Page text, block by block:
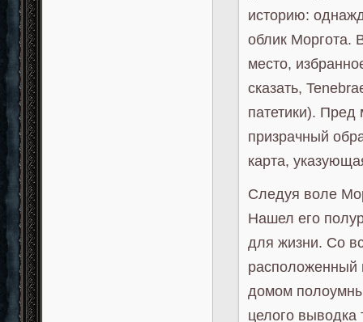
историю:
облик Моргота.
место,
сказать,
патетики).
призрачный
карта,
Следуя воле
Нашел его
для жизни. Со
расположенный
домом
целого выводка